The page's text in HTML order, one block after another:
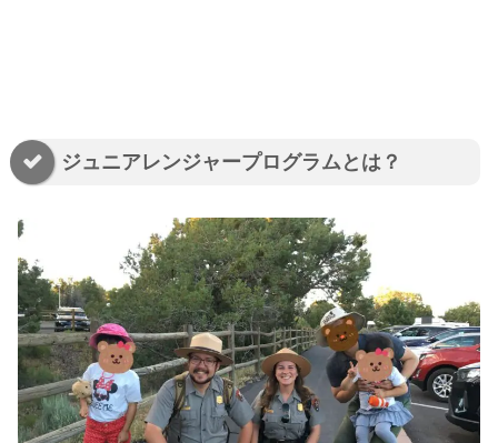
ジュニアレンジャープログラムとは？